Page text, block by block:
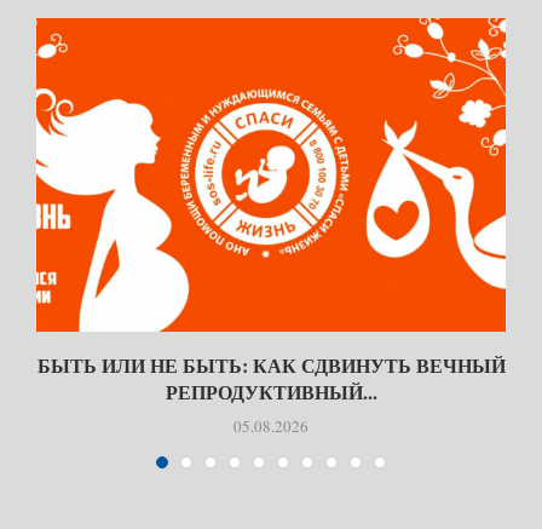
БЫТЬ ИЛИ НЕ БЫТЬ: КАК СДВИНУТЬ ВЕЧНЫЙ
РЕПРОДУКТИВНЫЙ...
05.08.2026